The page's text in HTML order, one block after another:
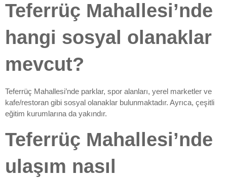
Teferrüç Mahallesi’nde
hangi sosyal olanaklar
mevcut?
Teferrüç Mahallesi’nde parklar, spor alanları, yerel marketler ve
kafe/restoran gibi sosyal olanaklar bulunmaktadır. Ayrıca, çeşitli
eğitim kurumlarına da yakındır.
Teferrüç Mahallesi’nde
ulaşım nasıl